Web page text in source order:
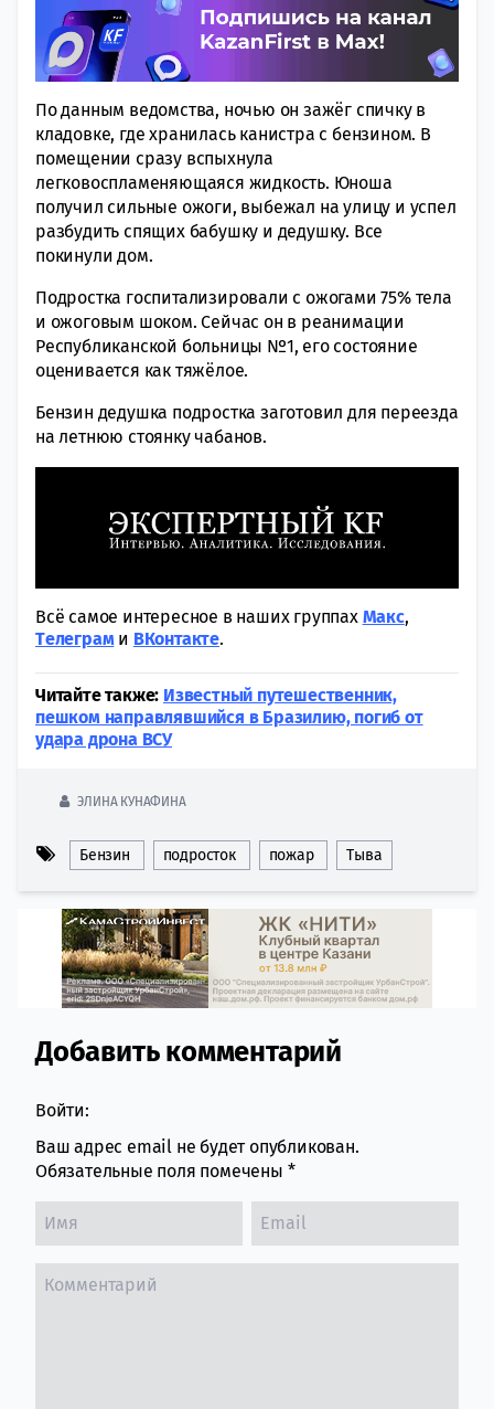
По данным ведомства, ночью он зажёг спичку в
кладовке, где хранилась канистра с бензином. В
помещении сразу вспыхнула
легковоспламеняющаяся жидкость. Юноша
получил сильные ожоги, выбежал на улицу и успел
разбудить спящих бабушку и дедушку. Все
покинули дом.
Подростка госпитализировали с ожогами 75% тела
и ожоговым шоком. Сейчас он в реанимации
Республиканской больницы №1, его состояние
оценивается как тяжёлое.
Бензин дедушка подростка заготовил для переезда
на летнюю стоянку чабанов.
Всё самое интересное в наших группах Макс,
Tелеграми ВКонтакте.
Читайте также: Известный путешественник,
пешком направлявшийся в Бразилию, погиб от
удара дрона ВСУ
ЭЛИНА КУНАФИНА
Бензин подросток пожар Тыва
Comment section
Добавить комментарий
Войти:
Ваш адрес email не будет опубликован.
Обязательные поля помечены *